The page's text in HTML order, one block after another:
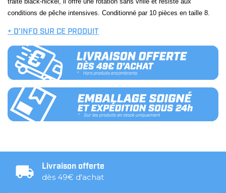
conditions de pêche intensives. Conditionné par 10 pièces en taille 8.
+ D’INFO SUR CE PRODUIT
Livraison offerte
dès 49€ d'achat